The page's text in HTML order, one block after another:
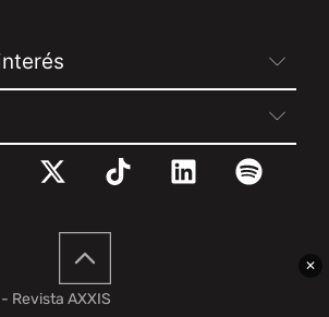
✕
Revista AXXIS